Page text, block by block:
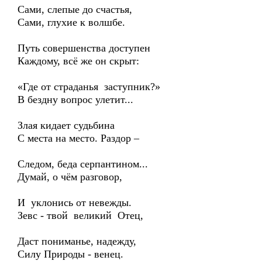
Сами, слепые до счастья,
Сами, глухие к волшбе.
Путь совершенства доступен
Каждому, всё же он скрыт:
«Где от страданья заступник?»
В бездну вопрос улетит...
Злая кидает судьбина
С места на место. Раздор –
Следом, беда серпантином...
Думай, о чём разговор,
И уклонись от невежды.
Зевс - твой великий Отец,
Даст пониманье, надежду,
Силу Природы - венец.